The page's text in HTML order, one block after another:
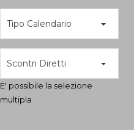
Tipo Calendario
Scontri Diretti
E' possibile la selezione
multipla